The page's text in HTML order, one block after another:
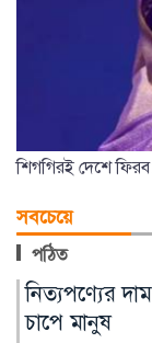
শিগগিরই দেশে
সবচেয়ে
পঠিত
নিত্যপণ্যের
চাপে মানুষ